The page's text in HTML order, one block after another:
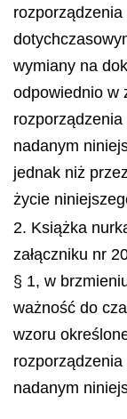
wymiany na
odpowiednio w
nadanym
jednak niż
życie
2. Książka
załączniku nr
§ 1, w
ważność do
wzoru
nadanym